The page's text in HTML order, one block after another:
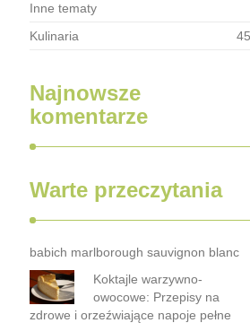
Inne tematy
Kulinaria
Najnowsze
komentarze
Warte przeczytania
babich marlborough sauvignon blanc
Koktajle warzywno-
owocowe: Przepisy na
zdrowe i orzeźwiające napoje pełne